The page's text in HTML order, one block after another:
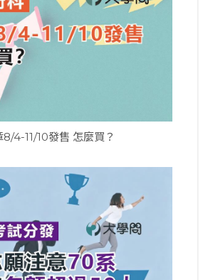
8/4-11/10發售 怎麼買？